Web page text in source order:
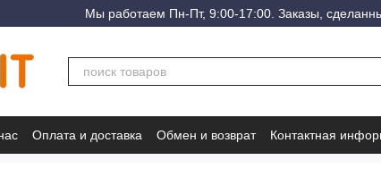
Мы работаем Пн-Пт, 9:00-17:00. Заказы,
Оплата и доставка Обмен и возврат Контактная